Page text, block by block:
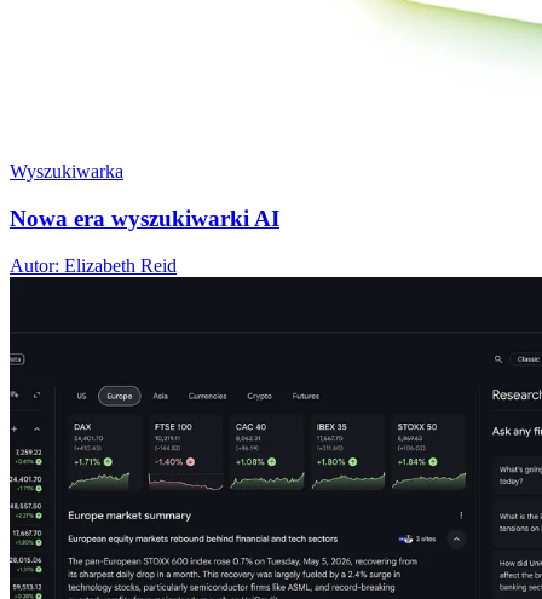
Wyszukiwarka
Nowa era wyszukiwarki AI
Autor: Elizabeth Reid